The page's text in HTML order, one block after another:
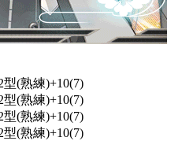
(熟練)+10(7)
(熟練)+10(7)
(熟練)+10(7)
(熟練)+10(7)